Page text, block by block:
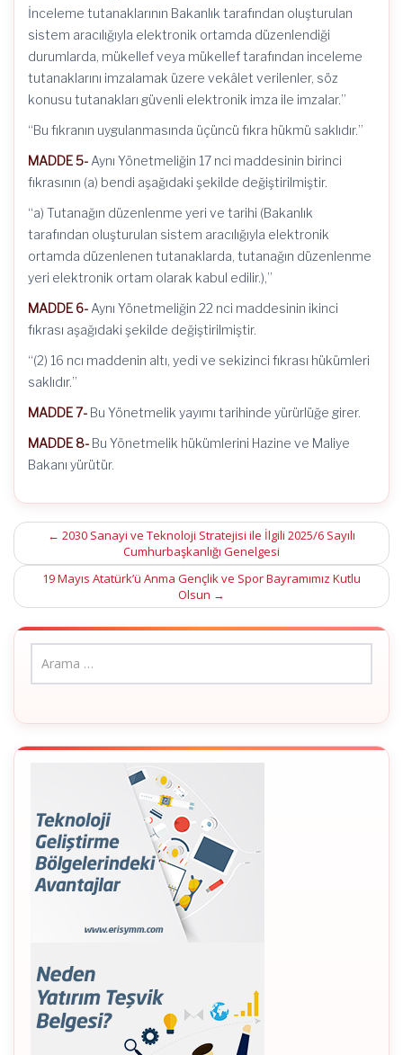
İnceleme tutanaklarının Bakanlık tarafından oluşturulan
sistem aracılığıyla elektronik ortamda düzenlendiği
durumlarda, mükellef veya mükellef tarafından inceleme
tutanaklarını imzalamak üzere vekâlet verilenler, söz
konusu tutanakları güvenli elektronik imza ile imzalar.”
“Bu fıkranın uygulanmasında üçüncü fıkra hükmü saklıdır.”
MADDE 5- Aynı Yönetmeliğin 17 nci maddesinin birinci
fıkrasının (a) bendi aşağıdaki şekilde değiştirilmiştir.
“a) Tutanağın düzenlenme yeri ve tarihi (Bakanlık
tarafından oluşturulan sistem aracılığıyla elektronik
ortamda düzenlenen tutanaklarda, tutanağın düzenlenme
yeri elektronik ortam olarak kabul edilir.),”
MADDE 6- Aynı Yönetmeliğin 22 nci maddesinin ikinci
fıkrası aşağıdaki şekilde değiştirilmiştir.
“(2) 16 ncı maddenin altı, yedi ve sekizinci fıkrası hükümleri
saklıdır.”
MADDE 7- Bu Yönetmelik yayımı tarihinde yürürlüğe girer.
MADDE 8- Bu Yönetmelik hükümlerini Hazine ve Maliye
Bakanı yürütür.
Post
navigation
← 2030 Sanayi ve Teknoloji Stratejisi ile İlgili 2025/6 Sayılı
Cumhurbaşkanlığı Genelgesi
19 Mayıs Atatürk’ü Anma Gençlik ve Spor Bayramımız Kutlu
Olsun →